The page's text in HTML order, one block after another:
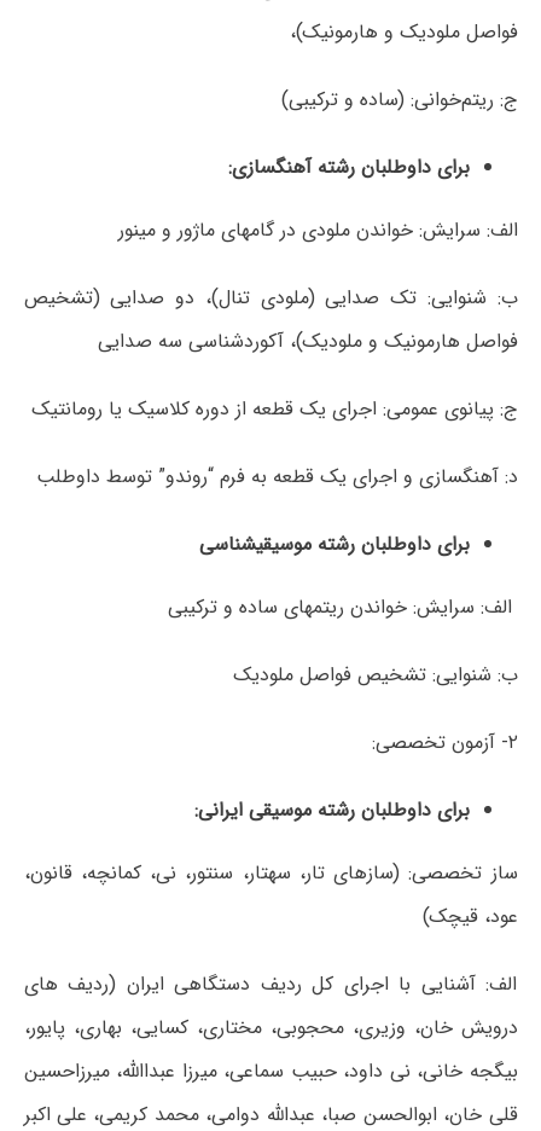
فواصل ملودیک و هارمونیک)،
ج: ریتم‌خوانی: (ساده و ترکیبی)
برای داوطلبان رشته آهنگسازی:
الف: سرایش: خواندن ملودی در گام‏های ماژور و مینور
ب: شنوایی: تک صدایی (ملودی تنال)، دو صدایی (تشخیص
فواصل هارمونیک و ملودیک)، آکوردشناسی سه صدایی
ج: پیانوی عمومی: اجرای یک قطعه از دوره کلاسیک یا رومانتیک
د: آهنگسازی و اجرای یک قطعه به فرم “روندو” توسط داوطلب
برای داوطلبان رشته موسیقیشناسی
الف: سرایش: خواندن ریتم‎های ساده و ترکیبی
ب: شنوایی: تشخیص فواصل ملودیک
۲- آزمون تخصصی:
برای داوطلبان رشته موسیقی ایرانی:
ساز تخصصی: (سازهای تار، سه‎تار، سنتور، نی، کمانچه، قانون،
عود، قیچک)
الف: آشنایی با اجرای کل ردیف دستگاهی ایران (ردیف های
درویش خان، وزیری، محجوبی، مختاری، کسایی، بهاری، پایور،
بیگجه خانی، نی داود، حبیب سماعی، میرزا عبداالله، میرزاحسین
قلی خان، ابوالحسن صبا، عبدالله دوامی، محمد کریمی، علی اکبر